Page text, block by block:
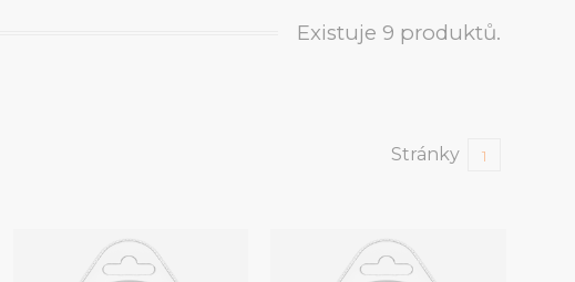
Existuje 9 produktů.
Stránky 1